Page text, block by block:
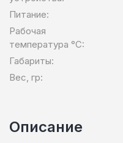
Питание:
Рабочая
температура °C:
Габариты:
Вес, гр:
Описание